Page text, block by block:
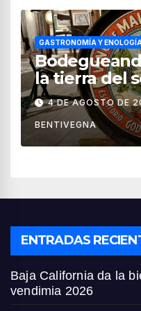
GASTRONOMÍA Y ENOLOGÍA
la tierra del
vino
4 DE AGOSTO DE
BENTIVEGNA
ENTRADAS
Baja California da la
vendimia 2026